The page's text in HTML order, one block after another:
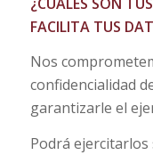
FACILITA TUS
Nos
confidencialidad
garantizarle el
Podrá